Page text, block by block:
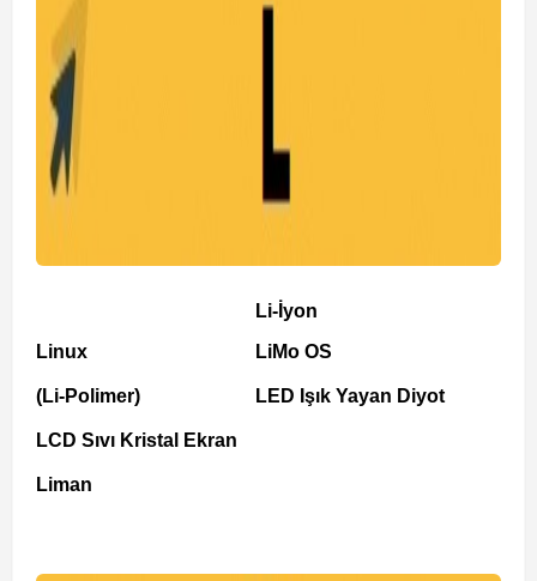
Linux
(Li-Polimer)
LCD Sıvı Kristal Ekran
Liman
Li-İyon
LiMo OS
LED Işık Yayan Diyot